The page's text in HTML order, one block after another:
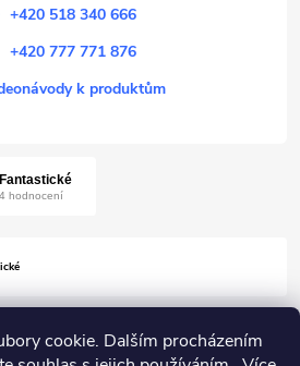
cookie. Dalším procházením
+420 518 340 666
+420 777 771 876
k produktům